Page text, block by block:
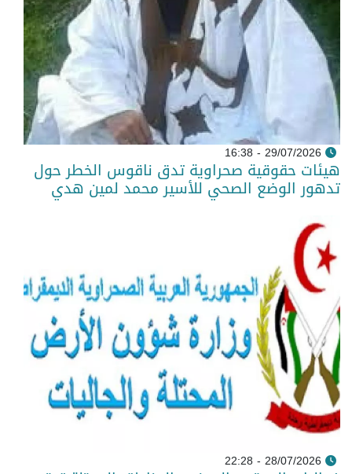
29/07/2026 - 16:38
هيئات حقوقية صحراوية تدق ناقوس الخطر حول
تدهور الوضع الصحي للأسير محمد لمين هدي
28/07/2026 - 22:28